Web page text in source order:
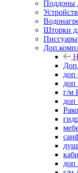
Поддоны
Шторки
Писсуары
доп
доп
г/м
доп
доп